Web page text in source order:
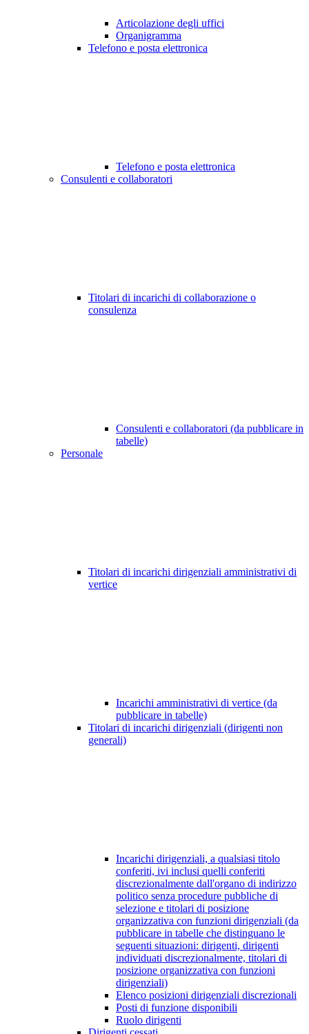
Articolazione degli uffici
Organigramma
Telefono e posta elettronica
Telefono e posta elettronica
Consulenti e collaboratori
Titolari di incarichi di collaborazione o
consulenza
Consulenti e collaboratori (da pubblicare in
tabelle)
Personale
Titolari di incarichi dirigenziali amministrativi di
vertice
Incarichi amministrativi di vertice (da
pubblicare in tabelle)
Titolari di incarichi dirigenziali (dirigenti non
generali)
Incarichi dirigenziali, a qualsiasi titolo
conferiti, ivi inclusi quelli conferiti
discrezionalmente dall'organo di indirizzo
politico senza procedure pubbliche di
selezione e titolari di posizione
organizzativa con funzioni dirigenziali (da
pubblicare in tabelle che distinguano le
seguenti situazioni: dirigenti, dirigenti
individuati discrezionalmente, titolari di
posizione organizzativa con funzioni
dirigenziali)
Elenco posizioni dirigenziali discrezionali
Posti di funzione disponibili
Ruolo dirigenti